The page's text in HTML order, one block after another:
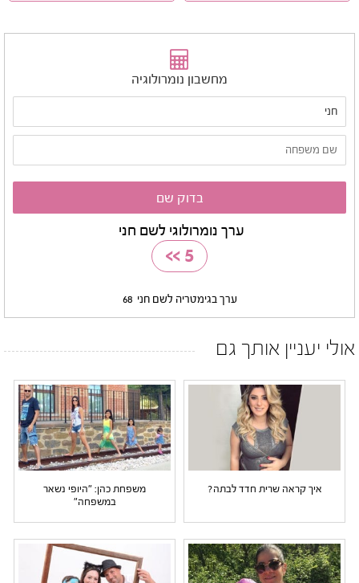
מחשבון נומרולוגיה
ערך נומרולוגי לשם חני
5
>>
ערך בגימטריה לשם חני 68
אולי יעניין אותך גם
איך קראה שרית חדד לבתה?
משפחת כהן: "היופי נשאר
במשפחה"